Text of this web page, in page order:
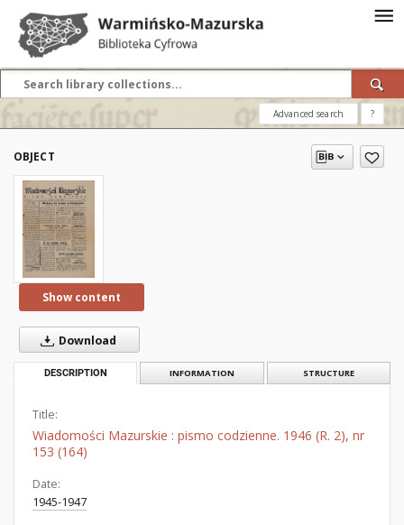
Advanced search ?
OBJECT
Show content
Download
DESCRIPTION INFORMATION STRUCTURE
Title:
Wiadomości Mazurskie : pismo codzienne. 1946 (R. 2), nr
153 (164)
Date:
1945-1947